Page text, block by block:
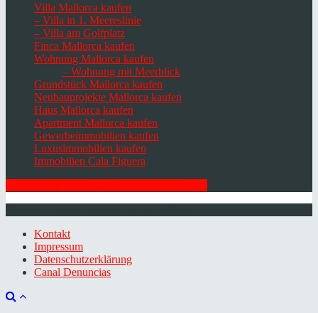
Villa Mallorca kaufen
– Villa in 1. Meereslinie
– Villa am Golfplatz
Finca Mallorca kaufen
Wohnung Mallorca kaufen
– Wohnung mit Meerblick
Grundstück Mallorca kaufen
Neubauprojekte Mallorca kaufen
Haus Mallorca kaufen
Apartment Mallorca kaufen
Gewerbeimmobilien kaufen
Luxusimmobilien kaufen
Immobilien Cala Figuera
Kontakt
Impressum
Datenschutzerklärung
Canal Denuncias